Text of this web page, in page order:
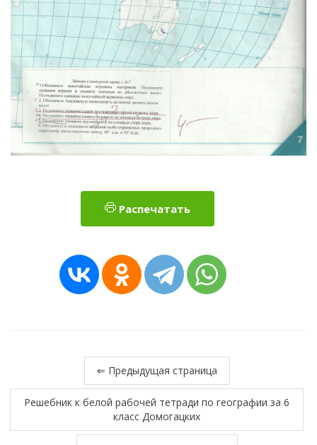
Распечатать
⇐ Предыдущая страница
Решебник к белой рабочей тетради по географии за 6
класс Домогацких